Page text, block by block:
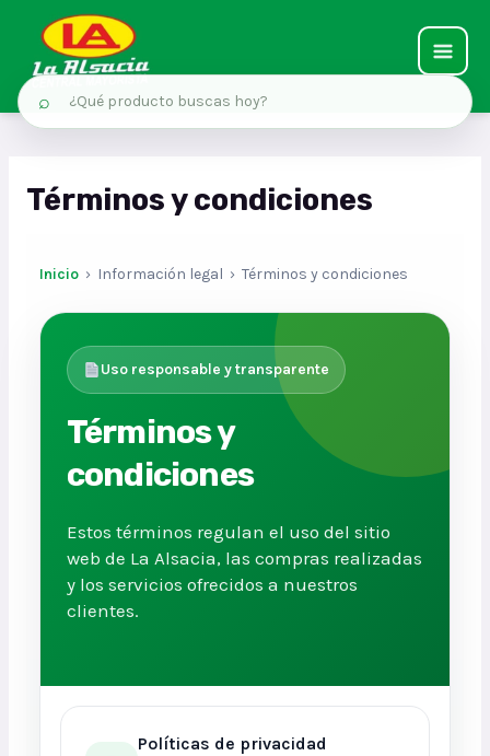
contenido
MAIN
Términos y condiciones
Inicio› Información legal › Términos y condiciones
Uso responsable y transparente
Términos y
condiciones
Estos términos regulan el uso del sitio
web de La Alsacia, las compras realizadas
y los servicios ofrecidos a nuestros
clientes.
Políticas de privacidad
⌕